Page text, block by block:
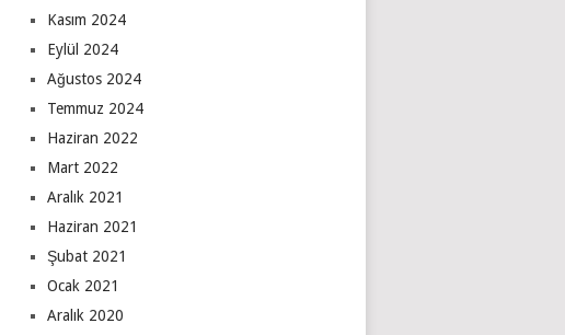
Kasım 2024
Eylül 2024
Ağustos 2024
Temmuz 2024
Haziran 2022
Mart 2022
Aralık 2021
Haziran 2021
Şubat 2021
Ocak 2021
Aralık 2020